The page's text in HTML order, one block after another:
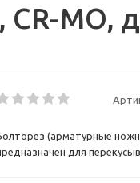
MO,
(арматурные
для